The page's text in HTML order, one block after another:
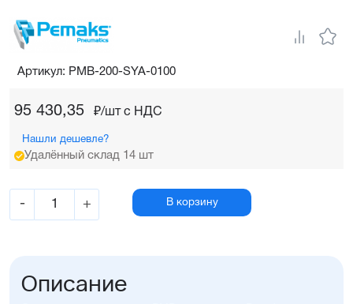
95 430,35 ₽/шт c НДС
Нашли дешевле?
Удалённый склад 14 шт
- + В корзину
Артикул: PMB-200-SYA-0100
Описание